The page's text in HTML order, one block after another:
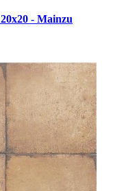
- Mainzu